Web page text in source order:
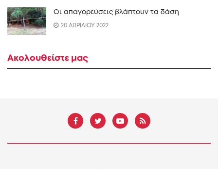
Οι απαγορεύσεις βλάπτουν τα δάση
20 ΑΠΡΙΛΙΟΥ 2022
Ακολουθείστε μας